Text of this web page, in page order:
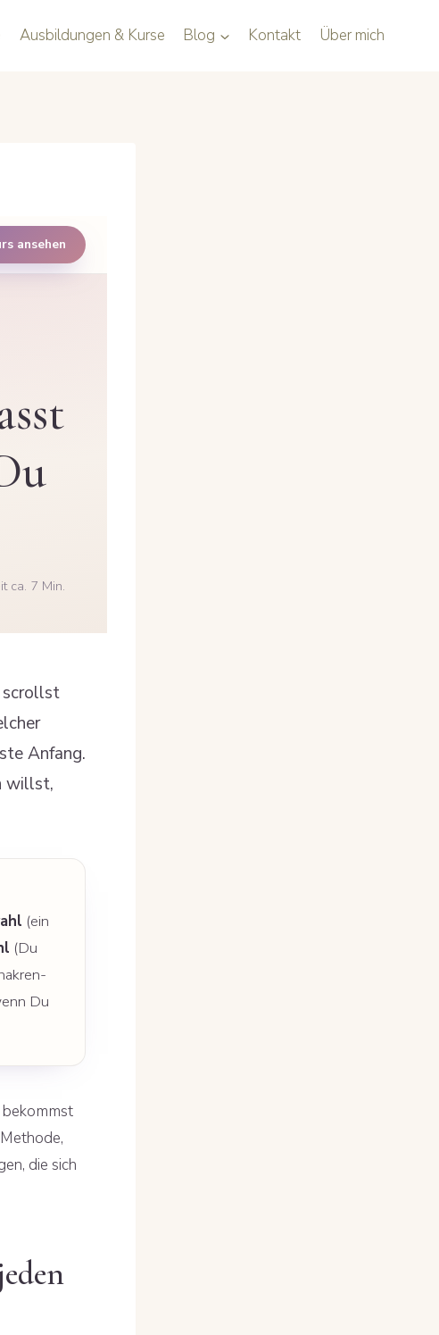
Ausbildungen & Kurse Blog Kontakt Über mich
ansehen
ca. 7 Min.
scrollst
Anfang.
willst,
(ein
(Du
Du
bekommst
die sich